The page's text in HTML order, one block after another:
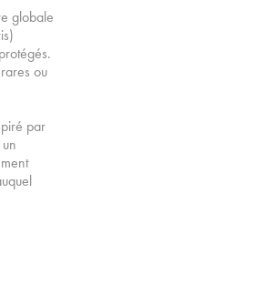
globale
ou
par